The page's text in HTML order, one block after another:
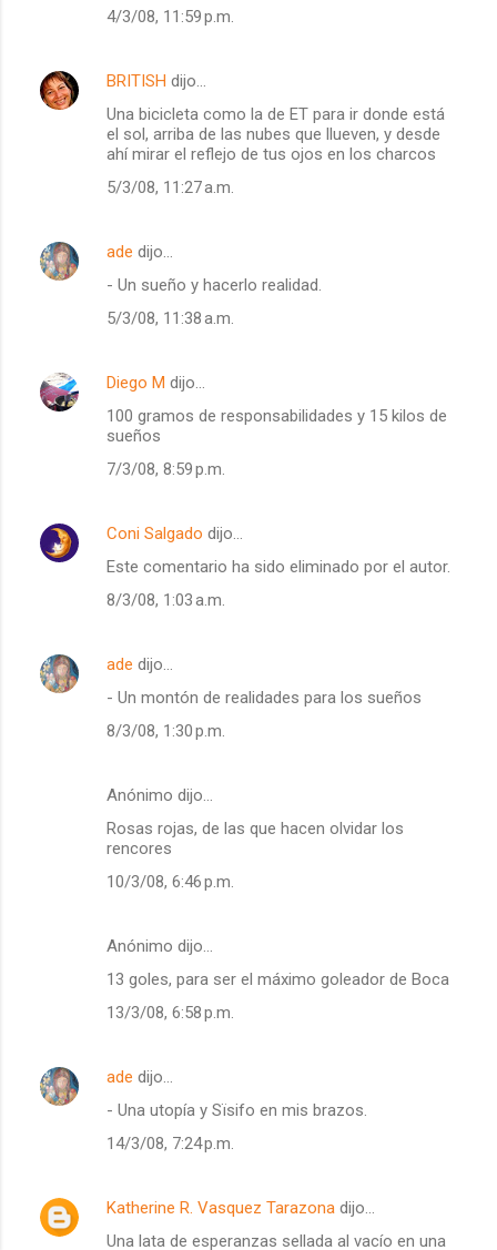
4/3/08, 11:59 p.m.
BRITISH dijo…
Una bicicleta como la de ET para ir donde está
el sol, arriba de las nubes que llueven, y desde
ahí mirar el reflejo de tus ojos en los charcos
5/3/08, 11:27 a.m.
ade dijo…
- Un sueño y hacerlo realidad.
5/3/08, 11:38 a.m.
Diego M dijo…
100 gramos de responsabilidades y 15 kilos de
sueños
7/3/08, 8:59 p.m.
Coni Salgado dijo…
Este comentario ha sido eliminado por el autor.
8/3/08, 1:03 a.m.
ade dijo…
- Un montón de realidades para los sueños
8/3/08, 1:30 p.m.
Anónimo dijo…
Rosas rojas, de las que hacen olvidar los
rencores
10/3/08, 6:46 p.m.
Anónimo dijo…
13 goles, para ser el máximo goleador de Boca
13/3/08, 6:58 p.m.
ade dijo…
- Una utopía y Sïsifo en mis brazos.
14/3/08, 7:24 p.m.
Katherine R. Vasquez Tarazona dijo…
Una lata de esperanzas sellada al vacío en una